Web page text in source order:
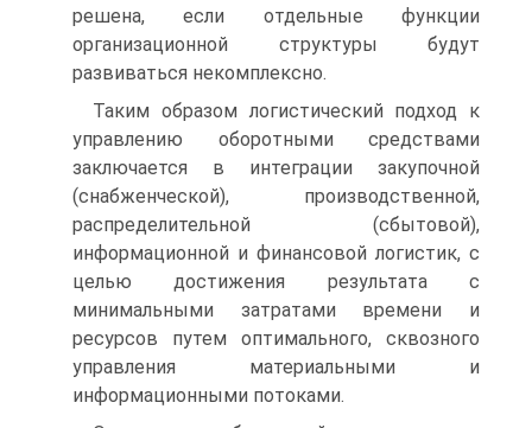
решена, если отдельные функции
организационной структуры будут
развиваться некомплексно.
Таким образом логистический подход к
управлению оборотными средствами
заключается в интеграции закупочной
(снабженческой), производственной,
распределительной (сбытовой),
информационной и финансовой логистик, с
целью достижения результата с
минимальными затратами времени и
ресурсов путем оптимального, сквозного
управления материальными и
информационными потоками.